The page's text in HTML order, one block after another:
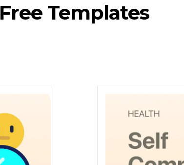
Free Templates